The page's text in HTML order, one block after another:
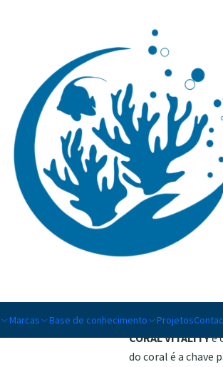
Marcas Base de conhecimento Projetos
Coral
TAMANHO
Quantidade
Adicionar à
CORAL VITALITYé
do coral é a chave